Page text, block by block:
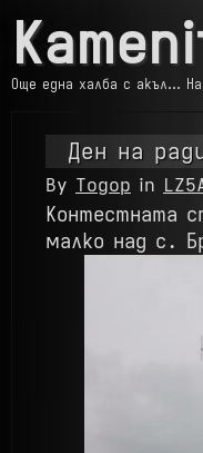
Още една халба с акъл…
Ден на
By Тодор in
Контестната
малко над с.